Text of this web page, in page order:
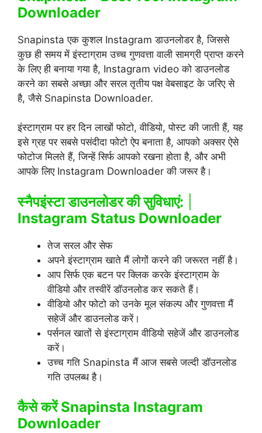
Downloader
Snapinsta एक कुशल Instagram डाउनलोडर है, जिससे
कुछ ही समय में इंस्टाग्राम उच्च गुणवत्ता वाली सामग्री प्राप्त करने
के लिए ही बनाया गया है, Instagram video को डाउनलोड
करने का सबसे अच्छा और सरल तृतीय पक्ष वेबसाइट के जरिए से
है, जैसे Snapinsta Downloader.
इंस्टाग्राम पर हर दिन लाखों फोटो, वीडियो, पोस्ट की जाती हैं, यह
इसे ग्रह पर सबसे पसंदीदा फोटो ऐप बनाता है, आपको अक्सर ऐसे
फोटोज मिलते हैं, जिन्हें सिर्फ आपको रखना होता है, और अभी
आपके लिए Instagram Downloader की जरूर है।
स्नैपइंस्टा डाउनलोडर की सुविधाएं:
Instagram Status Downloader
तेज सरल और सेफ
अपने इंस्टाग्राम खाते मैं लोगों करने की जरूरत नहीं है।
आप सिर्फ एक बटन पर क्लिक करके इंस्टाग्राम के
वीडियो और तस्वीरें डॉउनलोड कर सकते हैं।
वीडियो और फोटो को उनके मूल संकल्प और गुणवत्ता मैं
सहेजें और डाउनलोड करें।
पर्सनल खातों से इंस्टाग्राम वीडियो सहेजें और डाउनलोड
करें।
उच्च गति Snapinsta मैं आज सबसे जल्दी डॉउनलोड
गति उपलब्ध है।
कैसे करें Snapinsta Instagram
Downloader